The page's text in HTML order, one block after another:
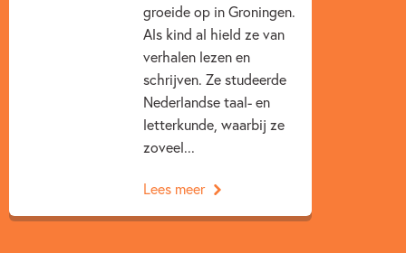
groeide op in Groningen.
Als kind al hield ze van
verhalen lezen en
schrijven. Ze studeerde
Nederlandse taal- en
letterkunde, waarbij ze
zoveel...
Lees meer